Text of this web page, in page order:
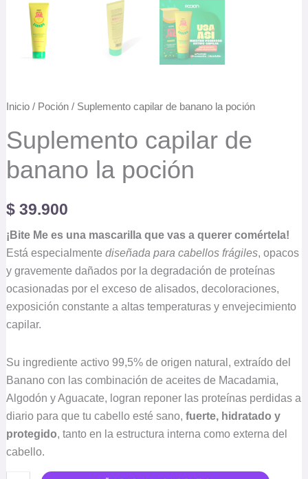
Inicio/ Poción/ Suplemento capilar de banano la poción
Suplemento capilar de
banano la poción
$39.900
¡Bite Me es una mascarilla que vas a querer comértela!
Está especialmente diseñada para cabellos frágiles, opacos
y gravemente dañados por la degradación de proteínas
ocasionadas por el exceso de alisados, decoloraciones,
exposición constante a altas temperaturas y envejecimiento
capilar.
Su ingrediente activo 99,5% de origen natural, extraído del
Banano con las combinación de aceites de Macadamia,
Algodón y Aguacate, logran reponer las proteínas perdidas a
diario para que tu cabello esté sano, fuerte, hidratado y
protegido, tanto en la estructura interna como externa del
cabello.